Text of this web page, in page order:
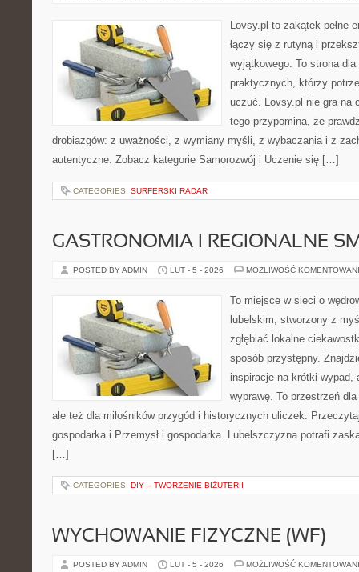
Lovsy.pl to zakątek pełne
łączy się z rutyną i
wyjątkowego. To strona
praktycznych, którzy
uczuć. Lovsy.pl nie gra na
tego przypomina, że
drobiazgów: z uważności, z wymiany myśli, z wybaczania i z
autentyczne. Zobacz kategorie Samorozwój i Uczenie się […]
CATEGORIES: SURFERSKI RADAR
GASTRONOMIA I REGIONALNE
POSTED BY ADMIN LUT - 5 - 2026 MOŻLIWOŚĆ
To miejsce w sieci o
lubelskim, stworzony z
zgłębiać lokalne
sposób przystępny.
inspiracje na krótki wypad,
wyprawę. To przestrzeń
ale też dla miłośników przygód i historycznych uliczek.
gospodarka i Przemysł i gospodarka. Lubelszczyzna potrafi
[…]
CATEGORIES: DIY – TWORZENIE BIŻUTERII
WYCHOWANIE FIZYCZNE (WF)
POSTED BY ADMIN LUT - 5 - 2026 MOŻLIWOŚĆ